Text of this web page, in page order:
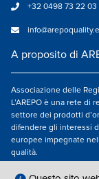
+32 0498 73 22 03
A proposito di
Associazione delle
L’AREPO è una rete
settore dei prodotti
difendere gli interessi
europee impegnate
qualità.